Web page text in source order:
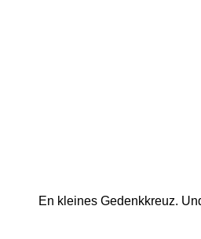
En kleines Gedenkkreuz.